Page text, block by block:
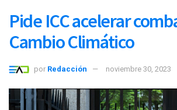
Pide ICC acelerar
Cambio Climático
por Redacción noviembre 30, 2023